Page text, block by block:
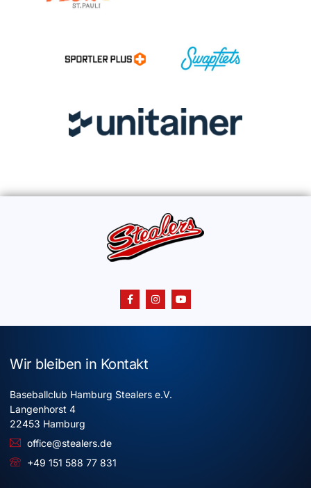
Wir bleiben in Kontakt
Baseballclub Hamburg Stealers e.V.
Langenhorst 4
22453 Hamburg
office@stealers.de
+49 151 588 77 831